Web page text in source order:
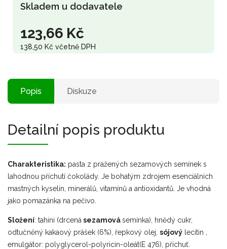
123,66 Kč
138,50 Kč včetně DPH
Skladem u dodavatele
Popis Diskuze
Detailní popis produktu
Charakteristika: pasta z pražených sezamových semínek s
lahodnou příchutí čokolády. Je bohatým zdrojem esenciálních
mastných kyselin, minerálů, vitamínů a antioxidantů. Je vhodná
jako pomazánka na pečivo.
Složení: tahini (drcená sezamovásemínka), hnědý cukr,
odtučněný kakaový prášek (6%), řepkový olej, sójový lecitin ,
emulgátor: polyglycerol-polyricin-oleát(E 476), příchuť.